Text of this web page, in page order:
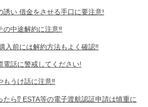
誘い 借金をさせる手口に要注意!
の中途解約に注意‼
入前には解約方法もよく確認‼
電話に警戒してください!
もうけ話に注意‼
たら⁉ ESTA等の電子渡航認証申請は慎重に